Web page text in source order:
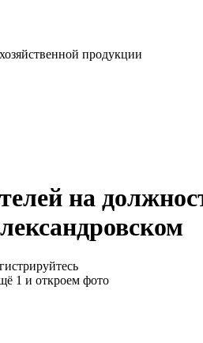
продукции
на
1 и откроем фото